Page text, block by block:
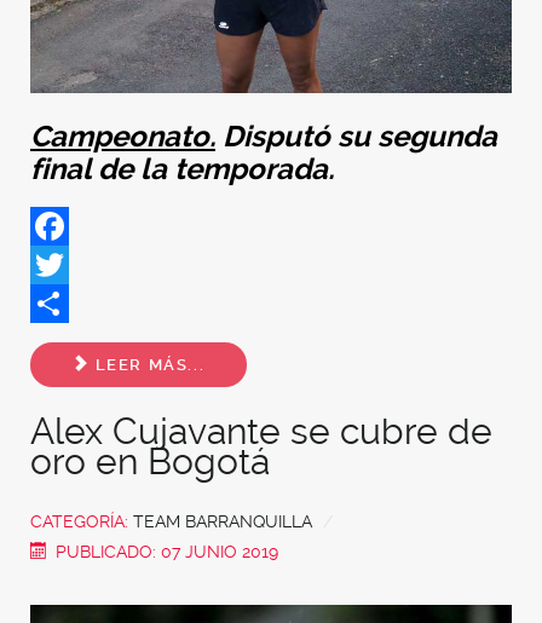
Campeonato. Disputó su segunda
final de la temporada.
Facebook
Twitter
Share
LEER MÁS...
Alex Cujavante se cubre de
oro en Bogotá
CATEGORÍA: TEAM BARRANQUILLA
PUBLICADO: 07 JUNIO 2019